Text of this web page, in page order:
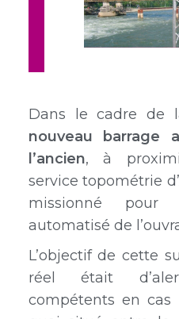
Dans le cadre de
nouveau barrage
l’ancien, à
service topométrie
missionné
automatisé de
L’objectif de cette
réel était
compétents en